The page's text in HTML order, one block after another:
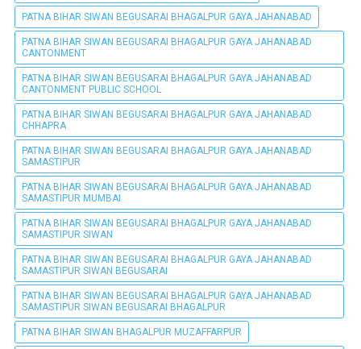
PATNA BIHAR SIWAN BEGUSARAI BHAGALPUR GAYA JAHANABAD
PATNA BIHAR SIWAN BEGUSARAI BHAGALPUR GAYA JAHANABAD
CANTONMENT
PATNA BIHAR SIWAN BEGUSARAI BHAGALPUR GAYA JAHANABAD
CANTONMENT PUBLIC SCHOOL
PATNA BIHAR SIWAN BEGUSARAI BHAGALPUR GAYA JAHANABAD
CHHAPRA
PATNA BIHAR SIWAN BEGUSARAI BHAGALPUR GAYA JAHANABAD
SAMASTIPUR
PATNA BIHAR SIWAN BEGUSARAI BHAGALPUR GAYA JAHANABAD
SAMASTIPUR MUMBAI
PATNA BIHAR SIWAN BEGUSARAI BHAGALPUR GAYA JAHANABAD
SAMASTIPUR SIWAN
PATNA BIHAR SIWAN BEGUSARAI BHAGALPUR GAYA JAHANABAD
SAMASTIPUR SIWAN BEGUSARAI
PATNA BIHAR SIWAN BEGUSARAI BHAGALPUR GAYA JAHANABAD
SAMASTIPUR SIWAN BEGUSARAI BHAGALPUR
PATNA BIHAR SIWAN BHAGALPUR MUZAFFARPUR